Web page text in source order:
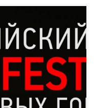
Форум Живых
делать». Сам город станет